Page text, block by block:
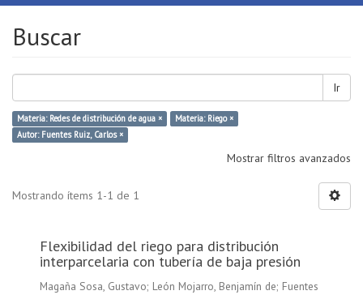
Buscar
Ir
Materia: Redes de distribución de agua ×
Materia: Riego ×
Autor: Fuentes Ruiz, Carlos ×
Mostrar filtros avanzados
Mostrando ítems 1-1 de 1
Flexibilidad del riego para distribución
interparcelaria con tubería de baja presión
Magaña Sosa, Gustavo; León Mojarro, Benjamín de; Fuentes